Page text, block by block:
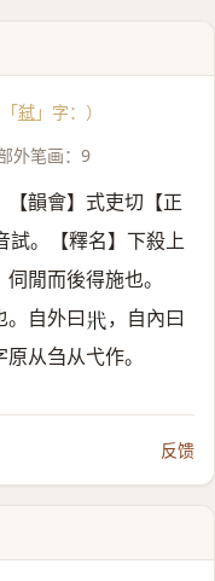
弑 」字：）
外笔画：9
【韻會】式吏切【正
試。【釋名】下殺上
閒而後得施也。
。自外曰𢍿 ，自內曰
原从刍从弋作。
反馈